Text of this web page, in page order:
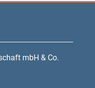
mbH & Co.